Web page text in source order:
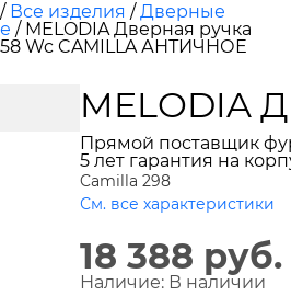
/ Все изделия /Дверные
/ MELODIA Дверная ручка
Wc CAMILLA АНТИЧНОЕ
MELODIA
Прямой поставщик
5 лет гарантия на
Camilla 298
См. все характеристики
18 388 руб.
Наличие: В наличии